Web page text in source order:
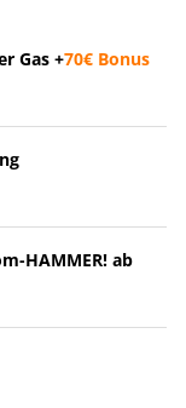
Gas +70€ Bonus
HAMMER! ab